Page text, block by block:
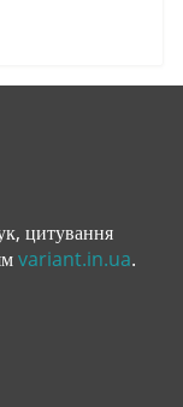
цитування
variant.in.ua.